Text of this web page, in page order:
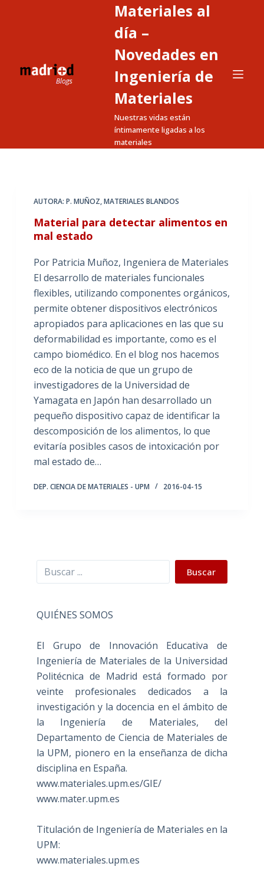
o
Materiales al
día –
Novedades en
Ingeniería de
Materiales
Nuestras vidas están
íntimamente ligadas a los
materiales
AUTORA: P. MUÑOZ,MATERIALES BLANDOS
Material para detectar alimentos en
mal estado
Por Patricia Muñoz, Ingeniera de Materiales
El desarrollo de materiales funcionales
flexibles, utilizando componentes orgánicos,
permite obtener dispositivos electrónicos
apropiados para aplicaciones en las que su
deformabilidad es importante, como es el
campo biomédico. En el blog nos hacemos
eco de la noticia de que un grupo de
investigadores de la Universidad de
Yamagata en Japón han desarrollado un
pequeño dispositivo capaz de identificar la
descomposición de los alimentos, lo que
evitaría posibles casos de intoxicación por
mal estado de…
DEP. CIENCIA DE MATERIALES - UPM 2016-04-15
Buscar Buscar
QUIÉNES SOMOS
El Grupo de Innovación Educativa de
Ingeniería de Materiales de la Universidad
Politécnica de Madrid está formado por
veinte profesionales dedicados a la
investigación y la docencia en el ámbito de
la Ingeniería de Materiales, del
Departamento de Ciencia de Materiales de
la UPM, pionero en la enseñanza de dicha
disciplina en España.
www.materiales.upm.es/GIE/
www.mater.upm.es
Titulación de Ingeniería de Materiales en la
UPM:
www.materiales.upm.es